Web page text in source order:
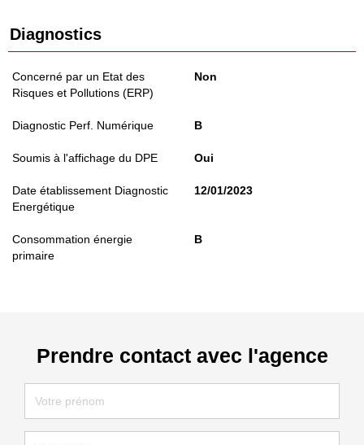
Diagnostics
Concerné par un Etat des
Risques et Pollutions (ERP)
Non
Diagnostic Perf. Numérique B
Soumis à l'affichage du DPE Oui
Date établissement Diagnostic
Energétique
12/01/2023
Consommation énergie
primaire
B
Prendre contact avec l'agence